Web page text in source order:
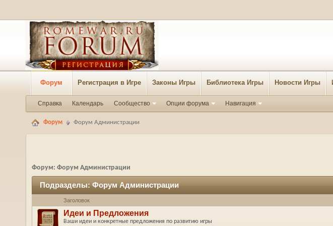
Форум Регистрация в Игре Законы Игры Библиотека Игры Новости Игры
Справка Календарь Сообщество Опции форума Навигация
Форум Форум Администрации
Форум: Форум Администрации
Подразделы:Форум Администрации
Заголовок
Идеи и Предложения
Ваши идеи и конкретные предложения по развитию игры